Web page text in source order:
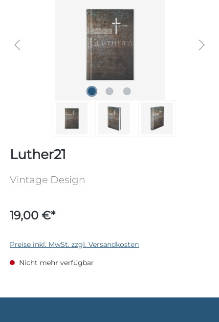
Luther21
Vintage Design
19,00 €*
Preise inkl. MwSt. zzgl. Versandkosten
Nicht mehr verfügbar